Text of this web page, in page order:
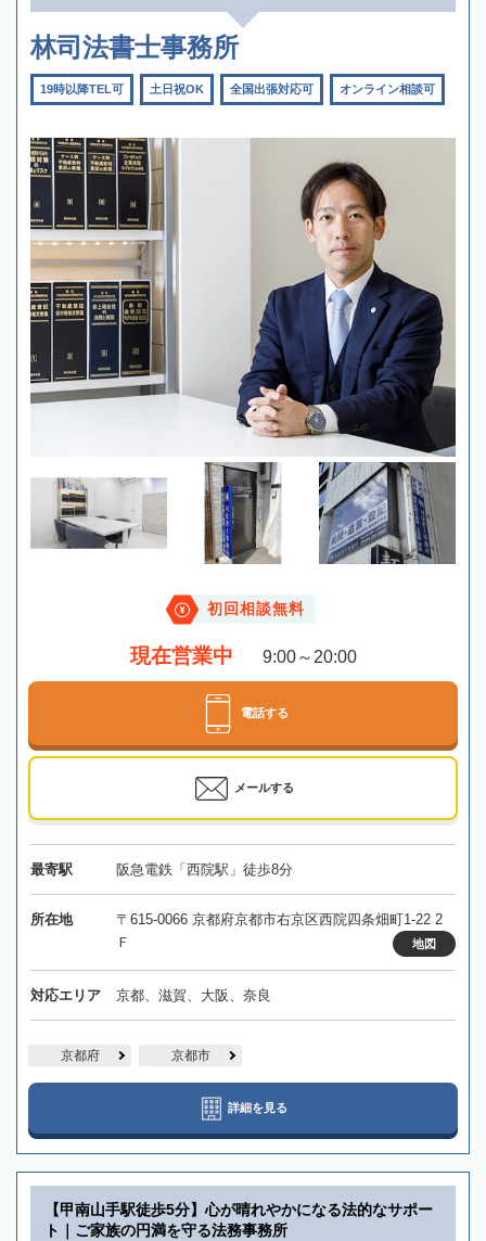
林司法書士事務所
19時以降TEL可 土日祝OK 全国出張対応可 オンライン相談可
初回相談無料
現在営業中 9:00～20:00
電話する
メールする
最寄駅 阪急電鉄「西院駅」徒歩8分
所在地
〒615-0066 京都府京都市右京区西院四条畑町1-22 2
Ｆ
地図
対応エリア 京都、滋賀、大阪、奈良
京都府 京都市
詳細を見る
【甲南山手駅徒歩5分】心が晴れやかになる法的なサポー
ト｜ご家族の円満を守る法務事務所